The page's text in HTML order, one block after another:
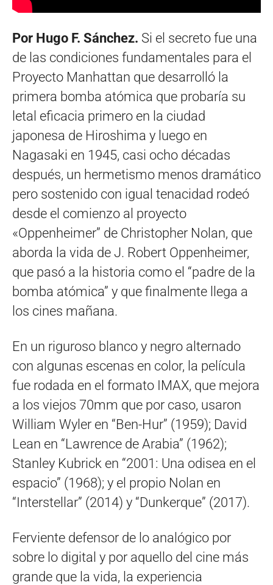
Por Hugo F. Sánchez. Si el secreto fue una
de las condiciones fundamentales para el
Proyecto Manhattan que desarrolló la
primera bomba atómica que probaría su
letal eficacia primero en la ciudad
japonesa de Hiroshima y luego en
Nagasaki en 1945, casi ocho décadas
después, un hermetismo menos dramático
pero sostenido con igual tenacidad rodeó
desde el comienzo al proyecto
«Oppenheimer” de Christopher Nolan, que
aborda la vida de J. Robert Oppenheimer,
que pasó a la historia como el “padre de la
bomba atómica” y que finalmente llega a
los cines mañana.
En un riguroso blanco y negro alternado
con algunas escenas en color, la película
fue rodada en el formato IMAX, que mejora
a los viejos 70mm que por caso, usaron
William Wyler en “Ben-Hur” (1959); David
Lean en “Lawrence de Arabia” (1962);
Stanley Kubrick en “2001: Una odisea en el
espacio” (1968); y el propio Nolan en
“Interstellar” (2014) y “Dunkerque” (2017).
Ferviente defensor de lo analógico por
sobre lo digital y por aquello del cine más
grande que la vida, la experiencia